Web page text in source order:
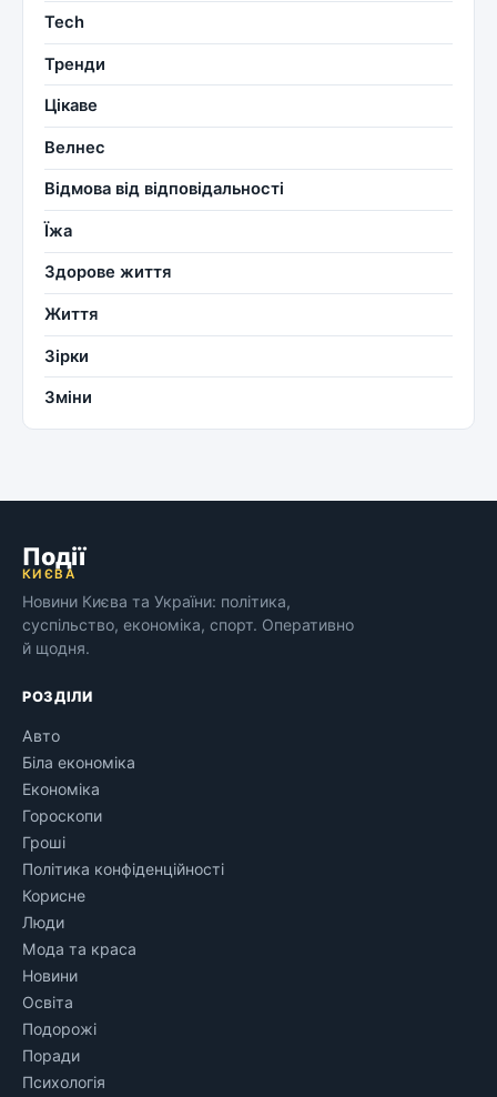
Tech
Тренди
Цікаве
Велнес
Відмова від відповідальності
Їжа
Здорове життя
Життя
Зірки
Зміни
Події
КИЄВА
Новини Києва та України: політика,
суспільство, економіка, спорт. Оперативно
й щодня.
РОЗДІЛИ
Авто
Біла економіка
Економіка
Гороскопи
Гроші
Політика конфіденційності
Корисне
Люди
Мода та краса
Новини
Освіта
Подорожі
Поради
Психологія